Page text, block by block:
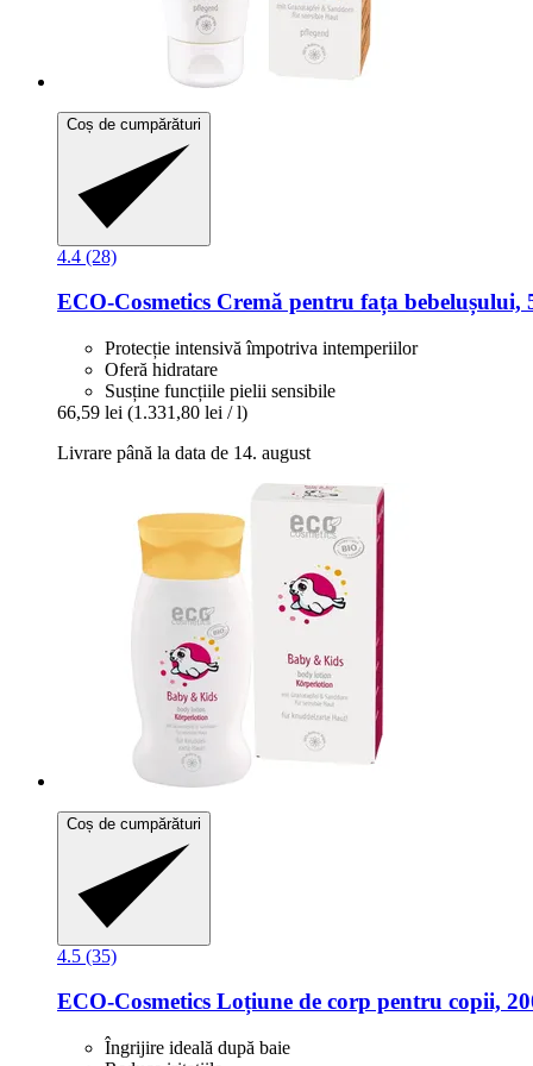
Coș de cumpărături
4.4 (28)
ECO-Cosmetics Cremă pentru fața bebelușului,
Protecție intensivă împotriva intemperiilor
Oferă hidratare
Susține funcțiile pielii sensibile
66,59 lei (1.331,80 lei / l)
Livrare până la data de 14. august
Coș de cumpărături
4.5 (35)
ECO-Cosmetics Loțiune de corp pentru copii,
Îngrijire ideală după baie